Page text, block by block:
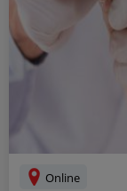
Online